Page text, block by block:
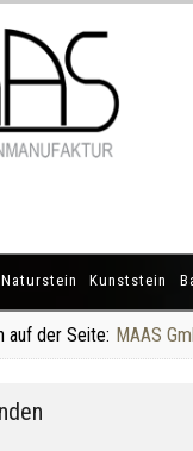
Naturstein Kunststein
auf der Seite: MAAS